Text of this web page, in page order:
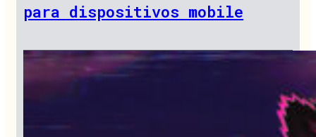
para dispositivos mobile